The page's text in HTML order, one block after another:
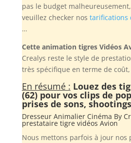
pas le budget
veuillez checker nos tarifications
…
Cette animation tigres Vidéos
Crealys reste le style de
très spécifique en terme de
En résumé : Louez des
(62) pour vos clips de
prises de sons,
Dresseur Animalier Cinéma By
prestataire tigre vidéos Avion
Nous mettons parfois à jour nos